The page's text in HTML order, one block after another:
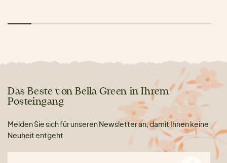
Das Beste von Bella Green in Ihrem
Posteingang
Melden Sie sich für unseren Newsletter an, damit Ihnen keine
Neuheit entgeht